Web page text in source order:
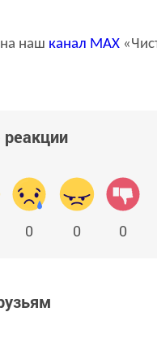
наш канал MAX
реакции
0 0 0